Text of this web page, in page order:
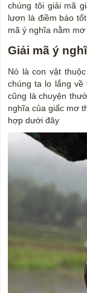
chúng tôi giải mã
lươn là điềm báo
mã ý nghĩa nằm
Giải mã ý
Nó là con vật
chúng ta lo lắng
cũng là chuyện
nghĩa của giấc mơ
hợp dưới đây